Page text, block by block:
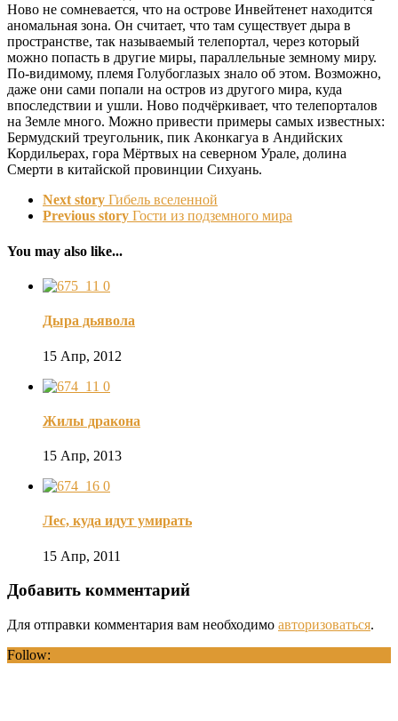
Ново не сомневается, что на острове Инвейтенет находится
аномальная зона. Он считает, что там существует дыра в
пространстве, так называемый телепортал, через который
можно попасть в другие миры, параллельные земному миру.
По-видимому, племя Голубоглазых знало об этом. Возможно,
даже они сами попали на остров из другого мира, куда
впоследствии и ушли. Ново подчёркивает, что телепорталов
на Земле много. Можно привести примеры самых известных:
Бермудский треугольник, пик Аконкагуа в Андийских
Кордильерах, гора Мёртвых на северном Урале, долина
Смерти в китайской провинции Сихуань.
Next story Гибель вселенной
Previous story Гости из подземного мира
You may also like...
0
Дыра дьявола
15 Апр, 2012
0
Жилы дракона
15 Апр, 2013
0
Лес, куда идут умирать
15 Апр, 2011
Добавить комментарий
Для отправки комментария вам необходимо авторизоваться.
Follow: